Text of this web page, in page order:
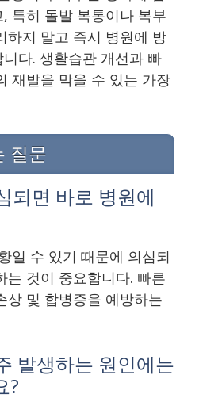
특히 돌발 복통이나 복부
하지 말고 즉시 병원에 방
다. 생활습관 개선과 빠
재발을 막을 수 있는 가장
질문
되면 바로 병원에
일 수 있기 때문에 의심되
는 것이 중요합니다. 빠른
상 및 합병증을 예방하는
발생하는 원인에는
?